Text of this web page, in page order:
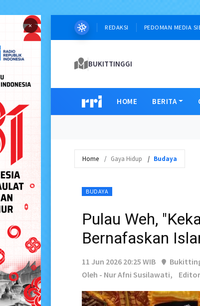
× REDAKSI PEDOMAN MEDIA
BUKITTINGGI
HOME BERITA
Home Gaya Hidup Budaya
BUDAYA
Pulau Weh,
Bernafaskan
11 Jun 2026 20:25 WIB
Oleh - Nur Afni Susilawati,